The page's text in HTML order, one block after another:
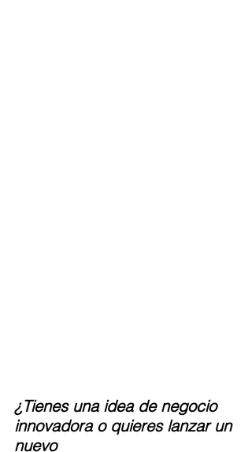
¿Tienes una idea de negocio
innovadora o quieres lanzar un
nuevo